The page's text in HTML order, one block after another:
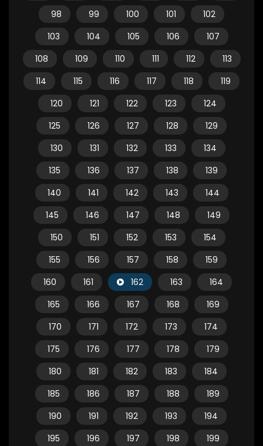
98
99 100 101
102
103
104 105 106
107
108
109 110 111 112
113
114
115 116 117 118
119
120
121 122 123
124
125
126 127 128
129
130
131 132 133
134
135
136 137 138
139
140
141 142 143
144
145
146 147 148
149
150
151 152 153
154
155
156 157 158
159
160
161 162 163
164
165
166 167 168
169
170
171 172 173
174
175
176 177 178
179
180
181 182 183
184
185
186 187 188
189
190
191 192 193
194
195
196 197 198
199